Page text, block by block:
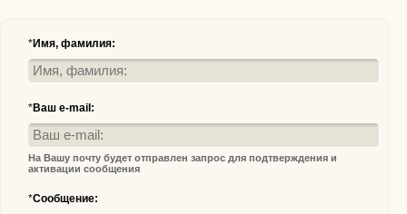
*Имя, фамилия:
*Ваш e-mail:
На Вашу почту будет отправлен запрос для подтверждения и
активации сообщения
*Сообщение: